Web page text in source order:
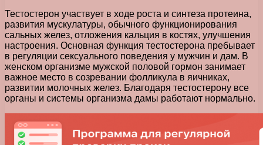
Тестостерон участвует в ходе роста и синтеза протеина,
развития мускулатуры, обычного функционирования
сальных желез, отложения кальция в костях, улучшения
настроения. Основная функция тестостерона пребывает
в регуляции сексуального поведения у мужчин и дам. В
женском организме мужской половой гормон занимает
важное место в созревании фолликула в яичниках,
развитии молочных желез. Благодаря тестостерону все
органы и системы организма дамы работают нормально.